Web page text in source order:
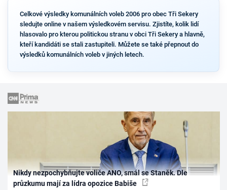
Celkové výsledky komunálních voleb 2006 pro obec Tři Sekery
sledujte online v našem výsledkovém servisu. Zjistíte, kolik lidí
hlasovalo pro kterou politickou stranu v obci Tři Sekery a hlavně,
kteří kandidáti se stali zastupiteli. Můžete se také přepnout do
výsledků komunálních voleb v jiných letech.
Nikdy nezpochybňujte voliče ANO, smál se Staněk. Dle
průzkumu mají za lídra opozice Babiše